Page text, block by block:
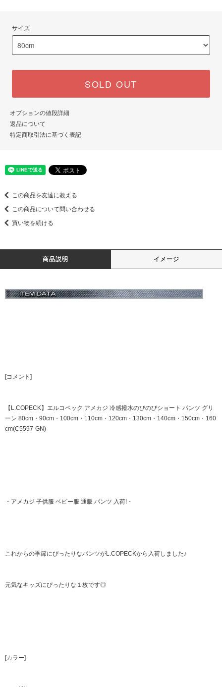
サイズ
SOLD OUT
オプションの値段詳細
返品について
特定商取引法に基づく表記
この商品を友達に教える
この商品について問い合わせる
買い物を続ける
商品説明 イメージ
[コメント]
【L.COPECK】エルコペック アメカジ 冷感撥水のびのびショート パンツ グリ
ーン 80cm・90cm・100cm・110cm・120cm・130cm・140cm・150cm・160
cm(C5597-GN)
・アメカジ 子供服 ベビー服 通販 パンツ 入荷!・
これからの季節にぴったりなパンツがL.COPECKから入荷しました♪
元気なキッズにぴったりな１枚です◎
[カラー]